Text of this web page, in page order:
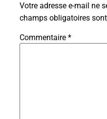
Votre adresse e-mail ne
champs obligatoires
Commentaire *